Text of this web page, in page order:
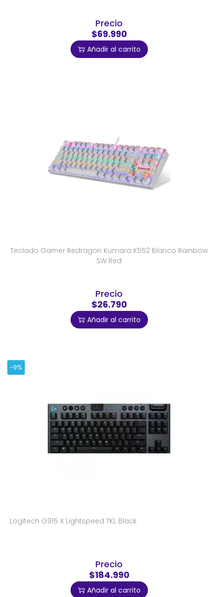
Precio
$69.990
Añadir al carrito
Teclado Gamer Redragon Kumara K552 Blanco Rainbow
SW Red
Precio
$26.790
Añadir al carrito
-9%
Logitech G915 X Lightspeed TKL Black
Precio
$184.990
Añadir al carrito